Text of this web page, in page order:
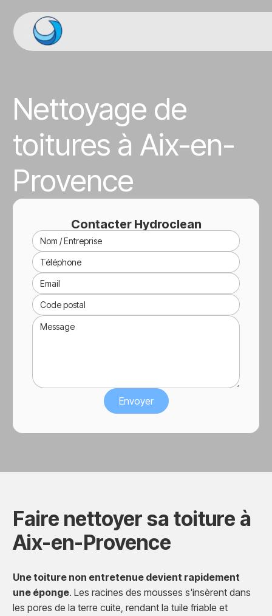
Nettoyage de
toitures à Aix-en-
Provence
Contacter Hydroclean
Faire nettoyer sa toiture à
Aix-en-Provence
Une toiture non entretenue devient rapidement
une éponge. Les racines des mousses s'insèrent dans
les pores de la terre cuite, rendant la tuile friable et